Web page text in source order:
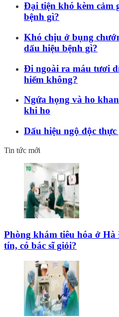
Đại tiện khó kèm cảm
bệnh gì?
Khó chịu ở bụng
dấu hiệu bệnh gì?
Đi ngoài ra máu tươi
hiểm không?
Ngứa họng và ho
khi ho
Dấu hiệu ngộ độc
Tin tức mới
Phòng khám tiêu hóa ở
tín, có bác sĩ giỏi?